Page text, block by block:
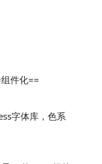
件化==
字体库，色系